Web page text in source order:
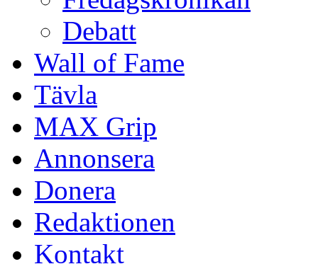
Debatt
Wall of Fame
Tävla
MAX Grip
Annonsera
Donera
Redaktionen
Kontakt